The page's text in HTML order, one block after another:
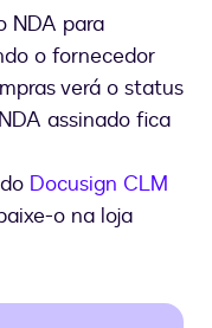
NDA para
o fornecedor
verá o status
assinado fica
Docusign CLM
o na loja